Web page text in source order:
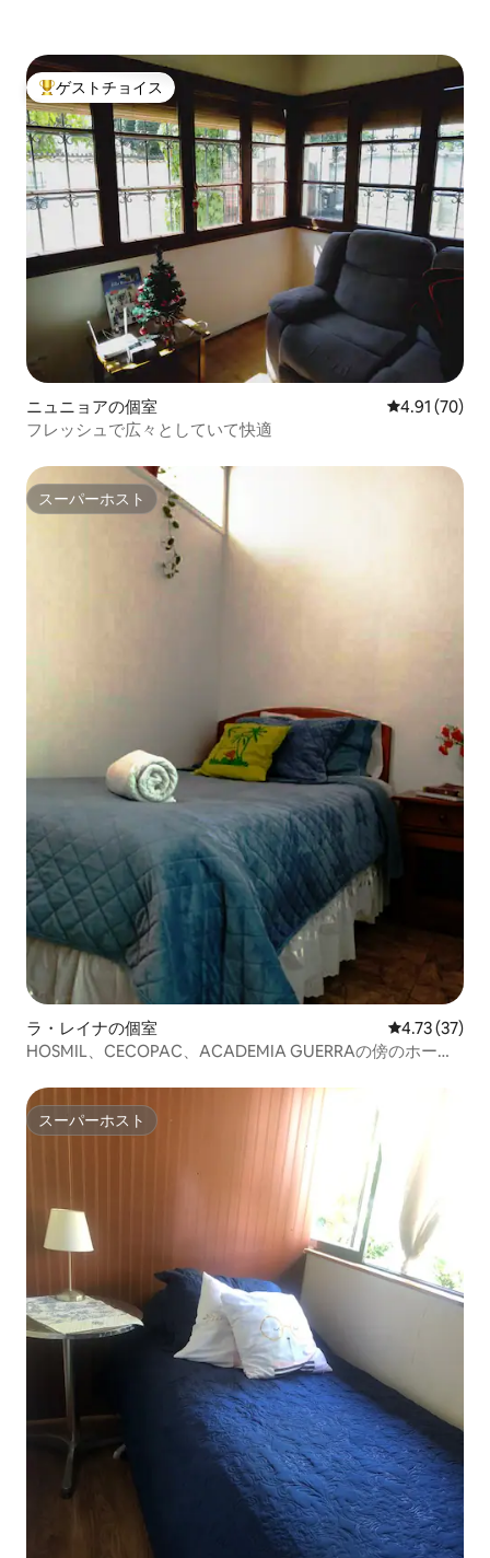
大好評のゲストチョイスです。
ゲストチョイス
ニュニョアの個室 レビュー70
4.91 (70)
フレッシュで広々としていて快適
スーパーホスト
スーパーホスト
ラ・レイナの個室 レビュー37
4.73 (37)
HOSMIL、CECOPAC、ACADEMIA GUERRAの傍のホー
スーパーホスト
スーパーホスト